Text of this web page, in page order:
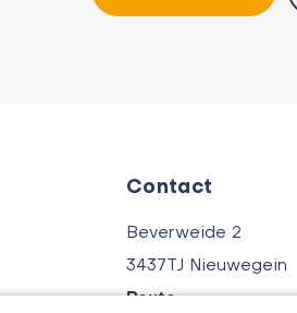
Contact
Beverweide 2
3437TJ Nieuwegein
Route